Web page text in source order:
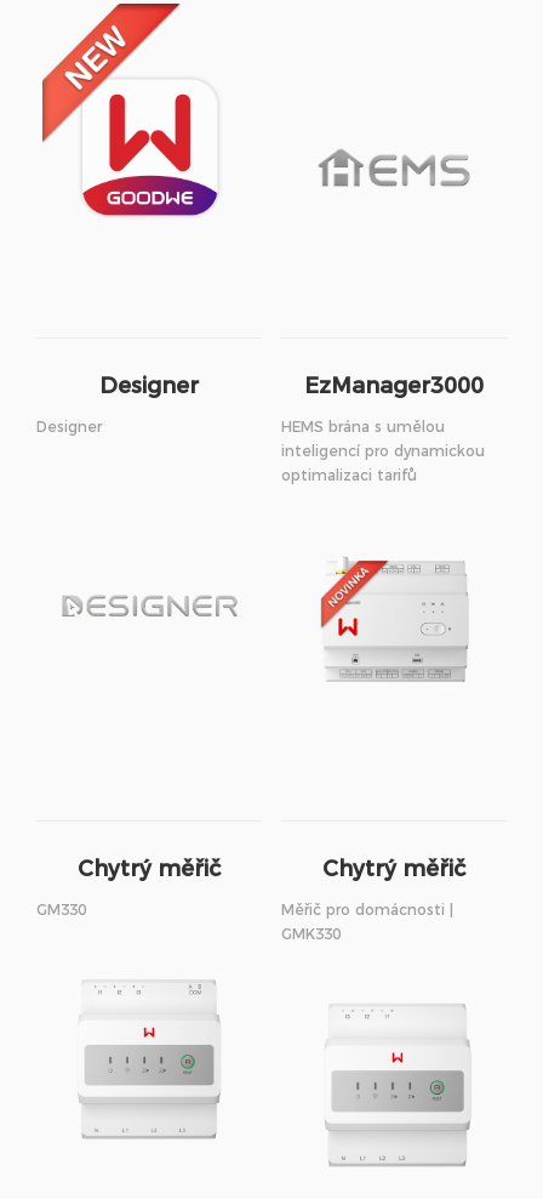
Designer
Designer
EzManager3000
HEMS brána s umělou
inteligencí pro dynamickou
optimalizaci tarifů
Chytrý měřič
GM330
Chytrý měřič
Měřič pro domácnosti |
GMK330